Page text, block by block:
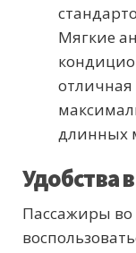
Мягкие
длинных
Удобства
Пассажиры во